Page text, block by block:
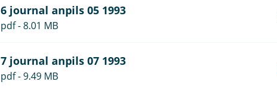
6 journal anpils 05 1993
pdf - 8.01 MB
7 journal anpils 07 1993
pdf - 9.49 MB